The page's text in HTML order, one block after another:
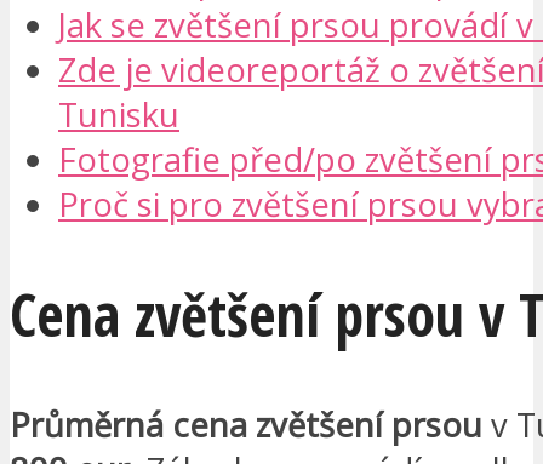
Jak se zvětšení prsou provádí v
Zde je videoreportáž o
Tunisku
Fotografie před/po zvětšení
Proč si pro zvětšení prsou
Cena zvětšení prsou v
Průměrná cena zvětšení prsou v